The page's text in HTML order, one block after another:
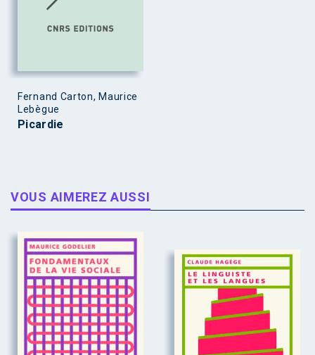
Fernand Carton, Maurice
Lebègue
Picardie
VOUS AIMEREZ AUSSI